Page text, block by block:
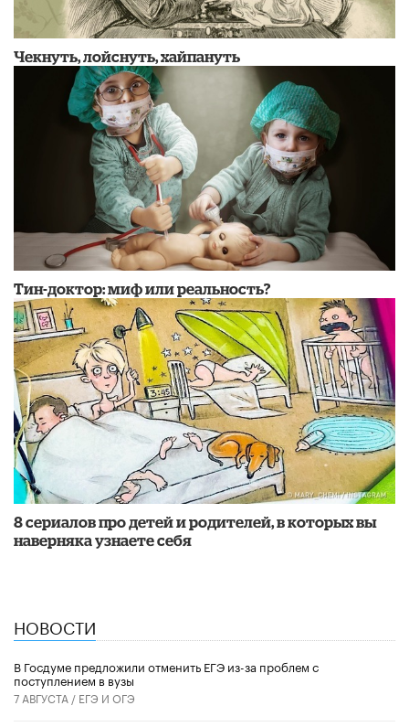
Чекнуть, лойснуть, хайпануть
Тин-доктор: миф или реальность?
8 сериалов про детей и родителей, в которых вы
наверняка узнаете себя
НОВОСТИ
В Госдуме предложили отменить ЕГЭ из-за проблем с
поступлением в вузы
7 АВГУСТА / ЕГЭ И ОГЭ